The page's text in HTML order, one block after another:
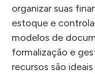
organizar suas
estoque e
modelos de
formalização e
recursos são